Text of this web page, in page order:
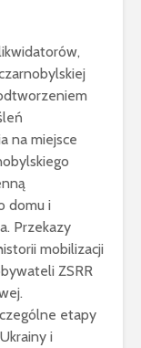
na miejsce
domu i
Przekazy
mobilizacji
ZSRR
etapy
i